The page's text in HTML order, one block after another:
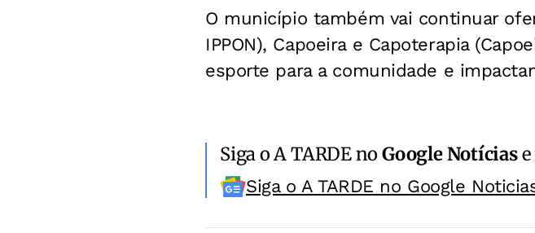
O município também vai continuar
IPPON), Capoeira e Capoterapia
esporte para a comunidade e
Siga o A TARDE noGoogle Notíciase
Siga o A TARDE no Google